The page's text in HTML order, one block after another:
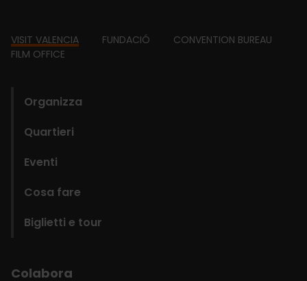
Footer
VISIT VALENCIA FUNDACIÓ
CONVENTION BUREAU
FILM OFFICE
Organizza
Quartieri
Eventi
Cosa fare
Biglietti e tour
Colabora